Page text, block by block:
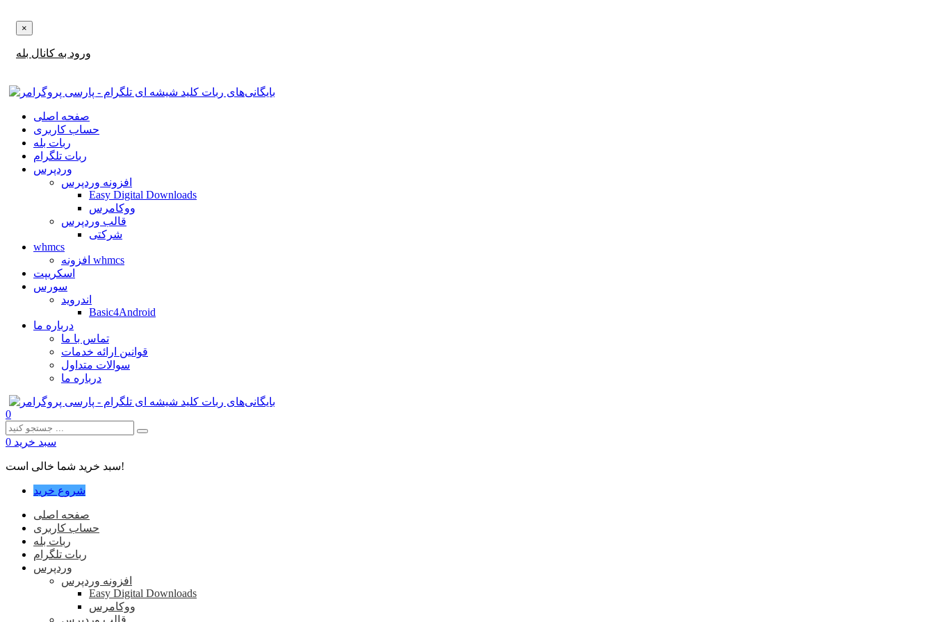
×
ورود به کانال بله
صفحه اصلی
حساب کاربری
ربات بله
ربات تلگرام
وردپرس
افزونه وردپرس
Easy Digital Downloads
ووکامرس
قالب وردپرس
شرکتی
whmcs
افزونه whmcs
اسکریپت
سورس
اندروید
Basic4Android
درباره ما
تماس با ما
قوانین ارائه خدمات
سوالات متداول
درباره ما
0
سبد خرید 0
سبد خرید شما خالی است!
شروع خرید
صفحه اصلی
حساب کاربری
ربات بله
ربات تلگرام
وردپرس
افزونه وردپرس
Easy Digital Downloads
ووکامرس
قالب وردپرس